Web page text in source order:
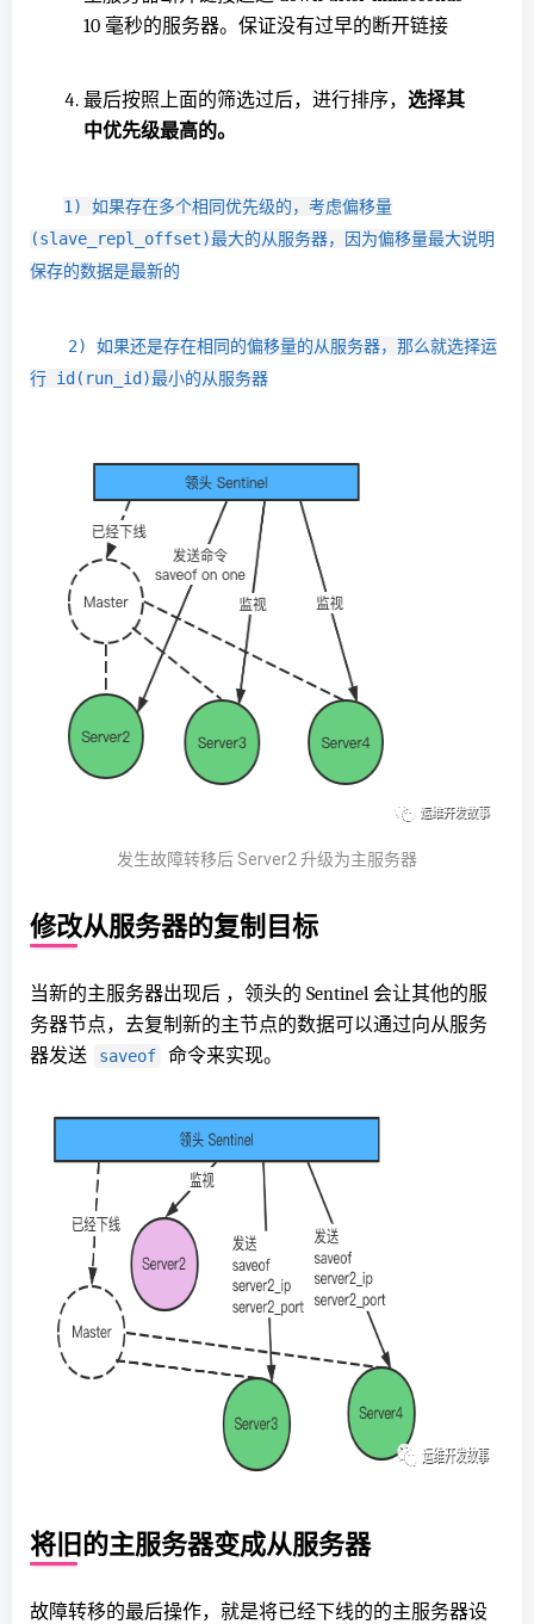
10 毫秒的服务器。保证没有过早的断开链接
最后按照上面的筛选过后，进行排序， 选择其
中优先级最高的。
1) 如果存在多个相同优先级的，考虑偏移量
(slave_repl_offset)最大的从服务器，因为偏移量最大说明
保存的数据是最新的
2) 如果还是存在相同的偏移量的从服务器，那么就选择运
行 id(run_id)最小的从服务器
发生故障转移后 Server2 升级为主服务器
修改从服务器的复制目标
当新的主服务器出现后 ，领头的 Sentinel 会让其他的服
务器节点，去复制新的主节点的数据可以通过向从服务
器发送
saveof 命令来实现。
将旧的主服务器变成从服务器
故障转移的最后操作，就是将已经下线的的主服务器设